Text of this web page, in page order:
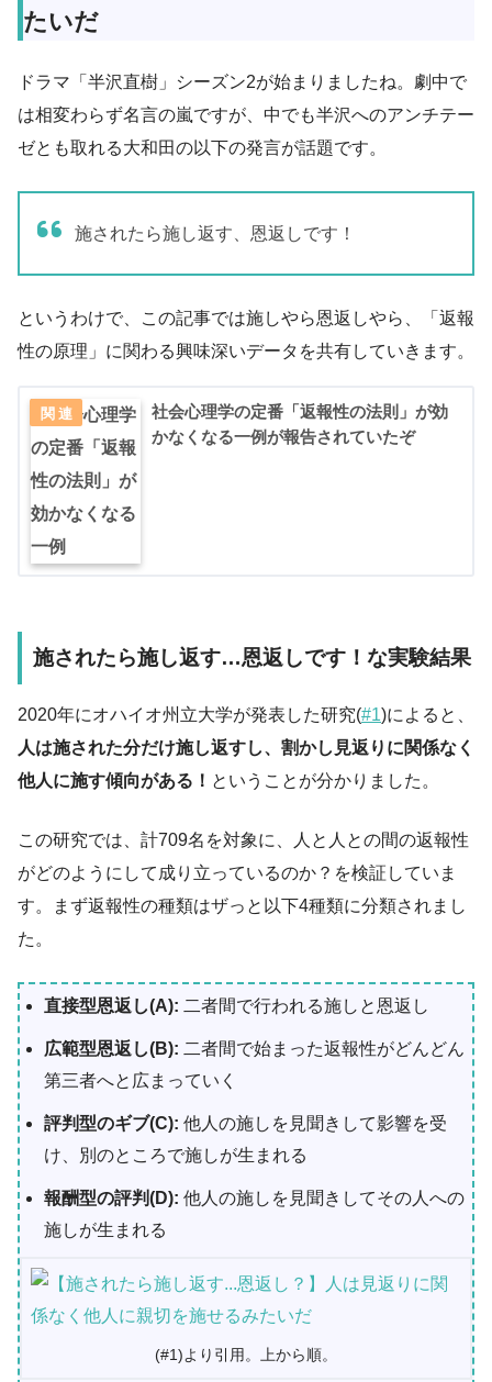
たいだ
ドラマ「半沢直樹」シーズン2が始まりましたね。劇中で
は相変わらず名言の嵐ですが、中でも半沢へのアンチテー
ゼとも取れる大和田の以下の発言が話題です。
施されたら施し返す、恩返しです！
というわけで、この記事では施しやら恩返しやら、「返報
性の原理」に関わる興味深いデータを共有していきます。
社会心理学の定番「返報性の法則」が効
かなくなる一例が報告されていたぞ
施されたら施し返す…恩返しです！な実験結果
2020年にオハイオ州立大学が発表した研究(#1)によると、
人は施された分だけ施し返すし、割かし見返りに関係なく
他人に施す傾向がある！ ということが分かりました。
この研究では、計709名を対象に、人と人との間の返報性
がどのようにして成り立っているのか？を検証していま
す。まず返報性の種類はザっと以下4種類に分類されまし
た。
直接型恩返し(A): 二者間で行われる施しと恩返し
広範型恩返し(B): 二者間で始まった返報性がどんどん
第三者へと広まっていく
評判型のギブ(C):他人の施しを見聞きして影響を受
け、別のところで施しが生まれる
報酬型の評判(D):他人の施しを見聞きしてその人への
施しが生まれる
(#1)より引用。上から順。